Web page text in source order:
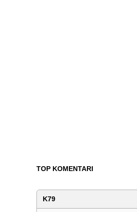
TOP KOMENTARI
K79